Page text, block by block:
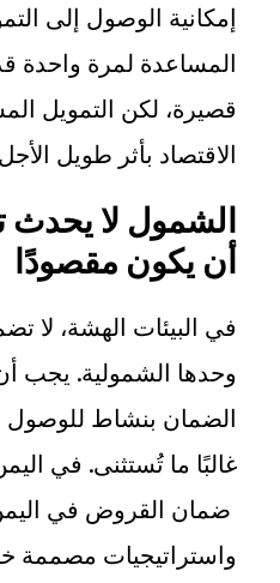
إمكانية الوصول إلى
المساعدة لمرة واحدة
قصيرة، لكن التمويل
الاقتصاد بأثر طويل الأجل.
الشمول لا يحدث
أن يكون مقصودًا
في البيئات الهشة، لا
وحدها الشمولية. يجب
الضمان بنشاط للوصول
غالبًا ما تُستثنى. في
واستراتيجيات مصممة